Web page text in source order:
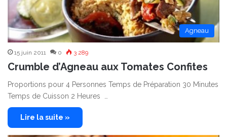
Agneau
15 juin 2011 0 3 289
Crumble d’Agneau aux Tomates Confites
Proportions pour 4 Personnes Temps de Préparation 30 Minutes
Temps de Cuisson 2 Heures …
Lire la suite »